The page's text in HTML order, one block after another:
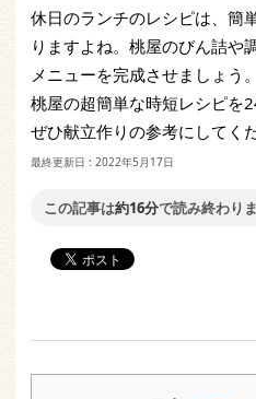
休日のランチのレシピは、簡
りますよね。桃屋のびん詰や
メニューを完成させましょう
桃屋の超簡単な時短レシピを
ぜひ献立作りの参考にしてくだ
最終更新日 : 2022年5月17日
この記事は約16分で読み終わりま